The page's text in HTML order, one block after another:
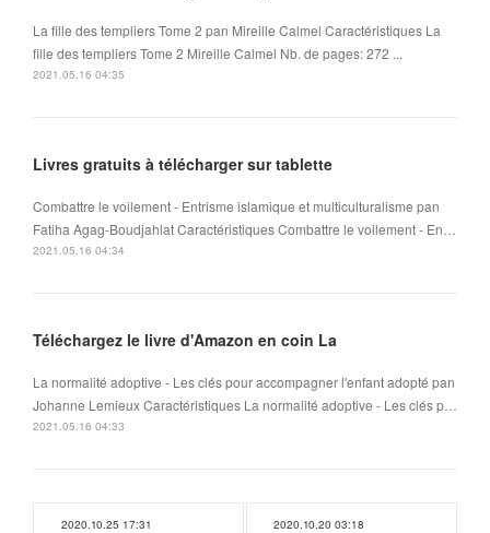
La fille des templiers Tome 2 pan Mireille Calmel Caractéristiques La
fille des templiers Tome 2 Mireille Calmel Nb. de pages: 272 ...
2021.05.16 04:35
Livres gratuits à télécharger sur tablette
Combattre le voilement - Entrisme islamique et multiculturalisme pan
Fatiha Agag-Boudjahlat Caractéristiques Combattre le voilement - En…
2021.05.16 04:34
Téléchargez le livre d'Amazon en coin La
La normalité adoptive - Les clés pour accompagner l'enfant adopté pan
Johanne Lemieux Caractéristiques La normalité adoptive - Les clés p…
2021.05.16 04:33
2020.10.25 17:31 2020.10.20 03:18